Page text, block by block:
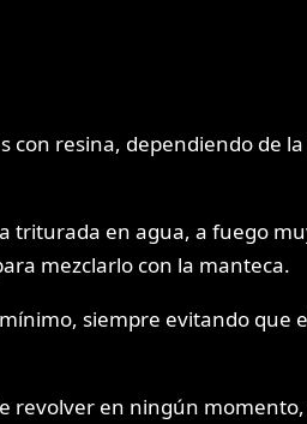
resina, dependiendo de
en agua, a fuego
mezclarlo con la manteca.
siempre evitando
en ningún